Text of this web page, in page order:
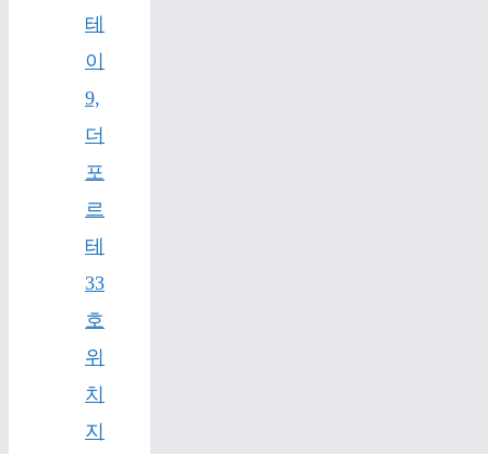
테
이
9,
더
포
르
테
33
호
위
치
지